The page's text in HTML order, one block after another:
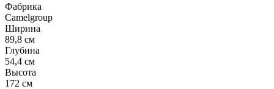
Фабрика
Camelgroup
Ширина
89,8 см
Глубина
54,4 см
Высота
172 см